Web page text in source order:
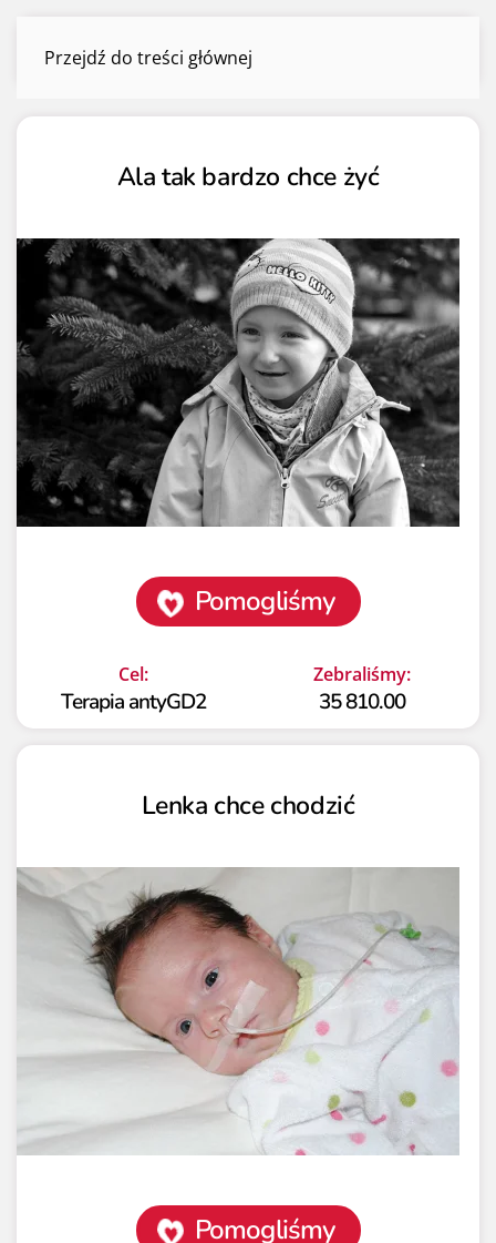
Przejdź do treści głównejZbiórki zakończone
Ala tak bardzo chce żyć
Pomogliśmy
Cel:
Terapia antyGD2
Zebraliśmy:
35 810.00
Lenka chce chodzić
Pomogliśmy